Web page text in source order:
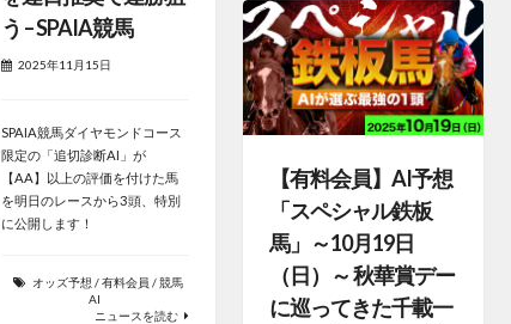
う – SPAIA競馬
2025年11月15日
SPAIA競馬ダイヤモンドコース
限定の「追切診断AI」が
【AA】以上の評価を付けた馬
を明日のレースから3頭、特別
に公開します！
オッズ予想 /有料会員 /競馬
AI
ニュースを読む
【有料会員】AI予想
「スペシャル鉄板
馬」～10月19日
（日）～ 秋華賞デー
に巡ってきた千載一